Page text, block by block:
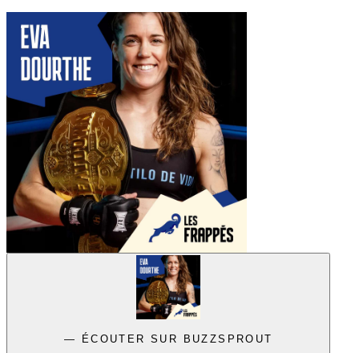
— ÉCOUTER SUR BUZZSPROUT